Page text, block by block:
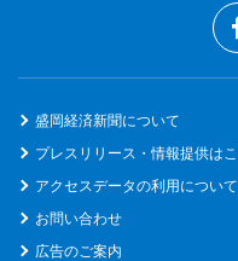
盛岡経済新聞について
プレスリリース・情報提供は
アクセスデータの利用について
お問い合わせ
広告のご案内